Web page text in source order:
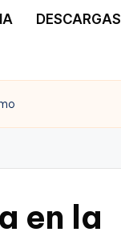
DESCARGAS
en la